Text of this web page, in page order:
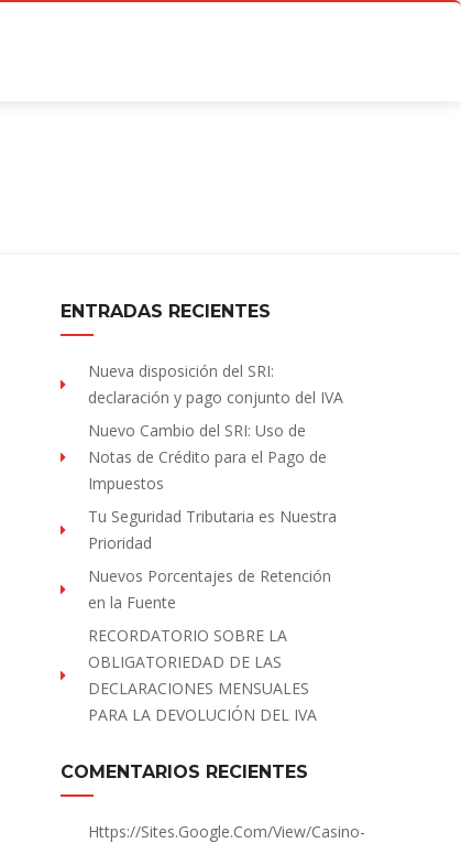
ENTRADAS RECIENTES
Nueva disposición del SRI:
declaración y pago conjunto del IVA
Nuevo Cambio del SRI: Uso de
Notas de Crédito para el Pago de
Impuestos
Tu Seguridad Tributaria es Nuestra
Prioridad
Nuevos Porcentajes de Retención
en la Fuente
RECORDATORIO SOBRE LA
OBLIGATORIEDAD DE LAS
DECLARACIONES MENSUALES
PARA LA DEVOLUCIÓN DEL IVA
COMENTARIOS RECIENTES
Https://sites.Google.com/view/Casino-